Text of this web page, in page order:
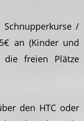
/
an (Kinder und
die freien Plätze
den HTC oder